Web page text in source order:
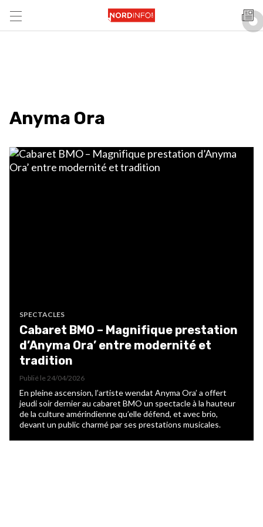
Anyma Ora
SPECTACLES
Cabaret BMO – Magnifique prestation
d’Anyma Ora’ entre modernité et
tradition
Publié le 24/04/2026
En pleine ascension, l’artiste wendat Anyma Ora’ a offert
jeudi soir dernier au cabaret BMO un spectacle à la hauteur
de la culture amérindienne qu’elle défend, et avec brio,
devant un public charmé par ses prestations musicales.